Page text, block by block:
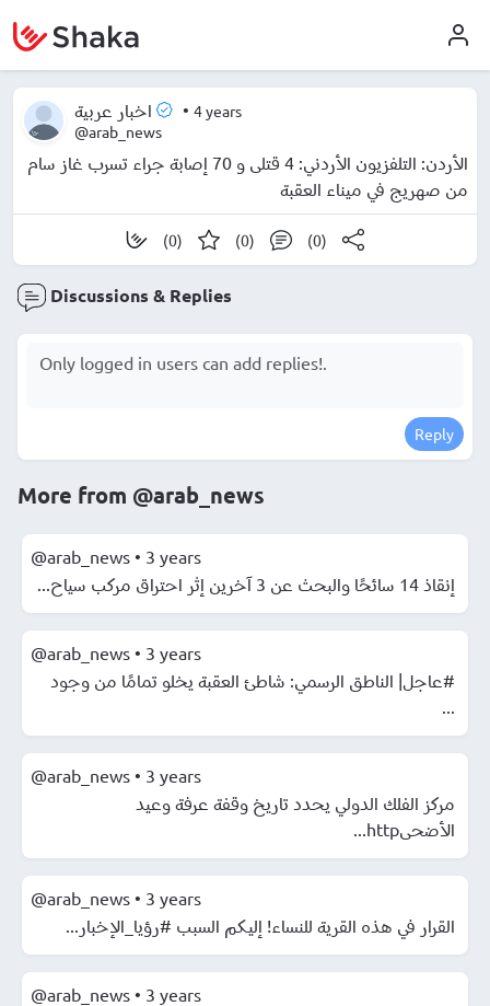
اخبار عربية • 4 years
@arab_news
الأردن: التلفزيون الأردني: 4 قتلى و 70 إصابة جراء تسرب غاز سام
من صهريج في ميناء العقبة
(0) (0) (0)
Discussions & Replies
Reply
More from @arab_news
@arab_news • 3 years
إنقاذ 14 سائحًا والبحث عن 3 آخرين إثر احتراق مركب سياح...
@arab_news • 3 years
#عاجل| الناطق الرسمي: شاطئ العقبة يخلو تمامًا من وجود
...
@arab_news • 3 years
مركز الفلك الدولي يحدد تاريخ وقفة عرفة وعيد
الأضحىhttp...
@arab_news • 3 years
القرار في هذه القرية للنساء! إليكم السبب #رؤيا_الإخبار...
@arab_news • 3 years